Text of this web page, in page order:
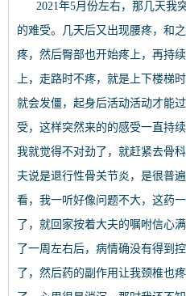
2021年5月份左右，那几天我
的难受。几天后又出现腰疼，和
疼，然后臀部也开始疼上，再持
上，走路时不疼，就是上下楼梯
就会发僵，起身后活动活动才能
受，这样突然来的的感受一直持
我就觉得不对劲了，就赶紧去骨
夫说是退行性骨关节炎，是很普
看，我一听好像问题不大，这药
了，就回家按着大夫的嘱咐信心
了一周左右后，病情确没有得到
了，然后药的副作用让我颈椎也